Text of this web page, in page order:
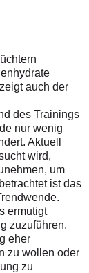
auch der
des Trainings
nur wenig
Aktuell
wird,
um
ist das
ermutigt
zuzuführen.
eher
zu wollen oder
zu